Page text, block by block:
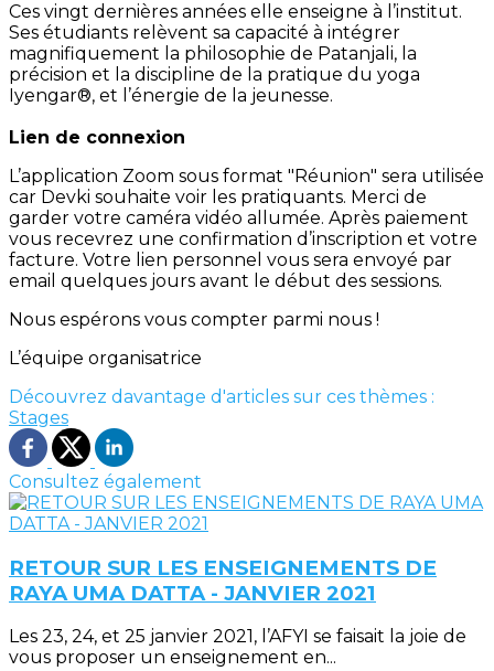
Ces vingt dernières années elle enseigne à l’institut.
Ses étudiants relèvent sa capacité à intégrer
magnifiquement la philosophie de Patanjali, la
précision et la discipline de la pratique du yoga
Iyengar®, et l’énergie de la jeunesse.
Lien de connexion
L’application Zoom sous format "Réunion" sera utilisée
car Devki souhaite voir les pratiquants. Merci de
garder votre caméra vidéo allumée. Après paiement
vous recevrez une confirmation d’inscription et votre
facture. Votre lien personnel vous sera envoyé par
email quelques jours avant le début des sessions.
Nous espérons vous compter parmi nous !
L’équipe organisatrice
Découvrez davantage d'articles sur ces thèmes :
Stages
Consultez également
RETOUR SUR LES ENSEIGNEMENTS DE
RAYA UMA DATTA - JANVIER 2021
Les 23, 24, et 25 janvier 2021, l’AFYI se faisait la joie de
vous proposer un enseignement en...